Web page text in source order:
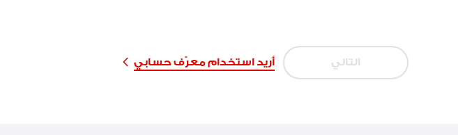
التالي أريد استخدام معرّف حسابي